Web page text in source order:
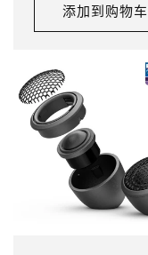
格
添加到购物车